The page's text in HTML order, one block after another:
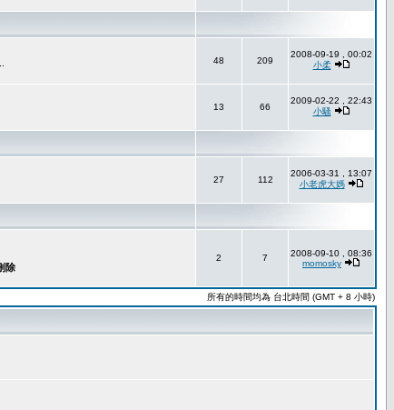
48 209
2008-09-19 , 00:02
小柔
13 66
2009-02-22 , 22:43
小騷
27 112
2006-03-31 , 13:07
小老虎大媽
2 7
2008-09-10 , 08:36
momosky
所有的時間均為 台北時間 (GMT + 8 小時)